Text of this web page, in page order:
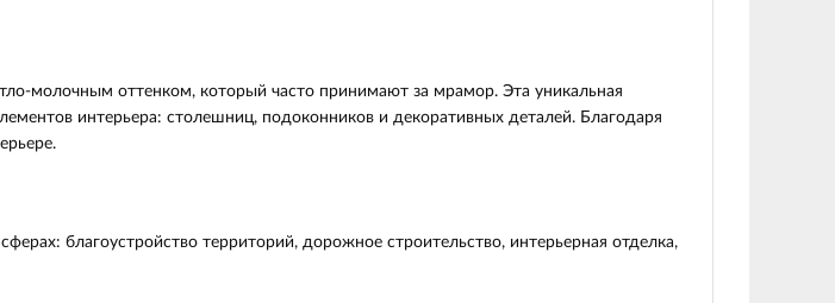
молочным оттенком, который часто принимают за мрамор. Эта уникальная
интерьера: столешниц, подоконников и декоративных деталей. Благодаря
благоустройство территорий, дорожное строительство, интерьерная отделка,